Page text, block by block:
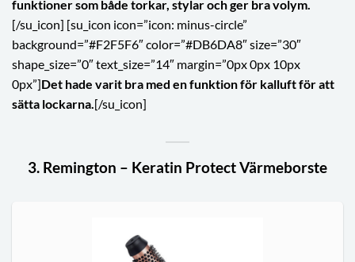
funktioner som både torkar, stylar och ger bra volym.
[/su_icon] [su_icon icon=”icon: minus-circle”
background=”#F2F5F6″ color=”#DB6DA8″ size=”30″
shape_size=”0″ text_size=”14″ margin=”0px 0px 10px
0px”]Det hade varit bra med en funktion för kalluft för att
sätta lockarna. [/su_icon]
3. Remington – Keratin Protect Värmeborste